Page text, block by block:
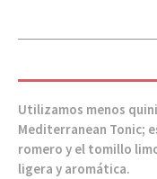
Utilizamos menos
Mediterranean Tonic;
romero y el tomillo
ligera y aromática.